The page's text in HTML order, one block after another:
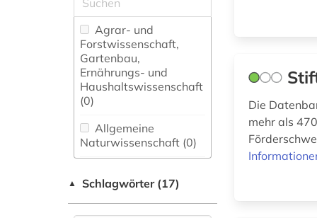
Agrar- und
Forstwissenschaft,
Gartenbau,
Ernährungs- und
Haushaltswissenschaft
(0)
Allgemeine
Naturwissenschaft (0)
fachübergreifende
▲ Schlagwörter (17)
Die
mehr als